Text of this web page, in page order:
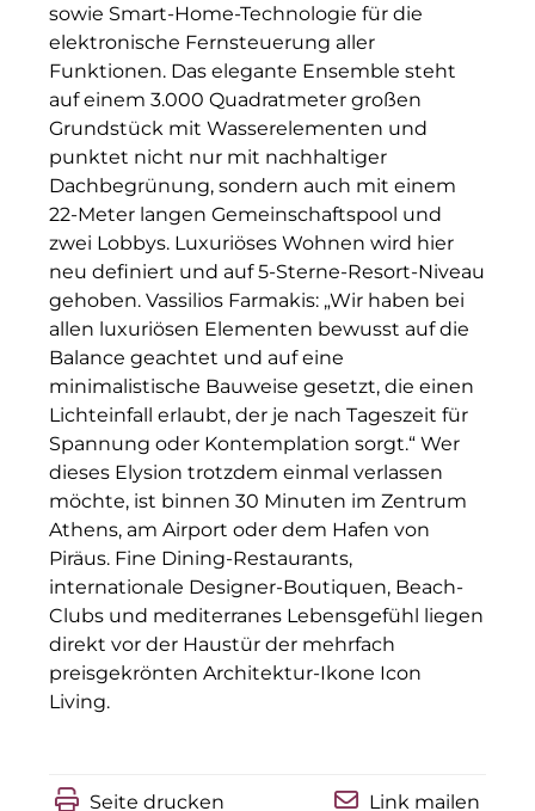
The Verse
United Benefits Holding
Sponsoring
Wealthcap
WEALTHCORE Investment Management
Wemolo
XPAY Group
ZielstattQuartier
123C DIGITAL CONSULTING GMBH
Dr. Aribert Spiegler - Fotografie
Dr. Hans Kröner-Stiftung
IGENUS Immobilien
Pride SKIN
Downloads
sowie Smart-Home-Technologie für die
elektronische Fernsteuerung aller
Funktionen. Das elegante Ensemble steht
auf einem 3.000 Quadratmeter großen
Grundstück mit Wasserelementen und
punktet nicht nur mit nachhaltiger
Dachbegrünung, sondern auch mit einem
22-Meter langen Gemeinschaftspool und
zwei Lobbys. Luxuriöses Wohnen wird hier
neu definiert und auf 5-Sterne-Resort-Niveau
gehoben. Vassilios Farmakis: „Wir haben bei
allen luxuriösen Elementen bewusst auf die
Balance geachtet und auf eine
minimalistische Bauweise gesetzt, die einen
Lichteinfall erlaubt, der je nach Tageszeit für
Spannung oder Kontemplation sorgt.“ Wer
dieses Elysion trotzdem einmal verlassen
möchte, ist binnen 30 Minuten im Zentrum
Athens, am Airport oder dem Hafen von
Piräus. Fine Dining-Restaurants,
internationale Designer-Boutiquen, Beach-
Clubs und mediterranes Lebensgefühl liegen
direkt vor der Haustür der mehrfach
preisgekrönten Architektur-Ikone Icon
Living.
Seite drucken Link mailen